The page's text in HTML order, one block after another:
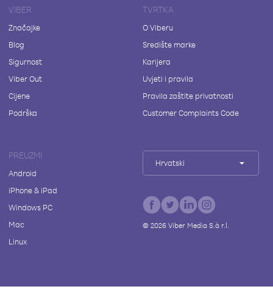
VIBER
Značajke
Blog
Sigurnost
Viber Out
Cijene
Podrška
TVRTKA
O Viberu
Središte marke
Karijera
Uvjeti i pravila
Pravila zaštite privatnosti
Customer Complaints Code
PREUZMI
Android
iPhone & iPad
Windows PC
Mac
Linux
Hrvatski
© 2026Viber Media S.à r.l.